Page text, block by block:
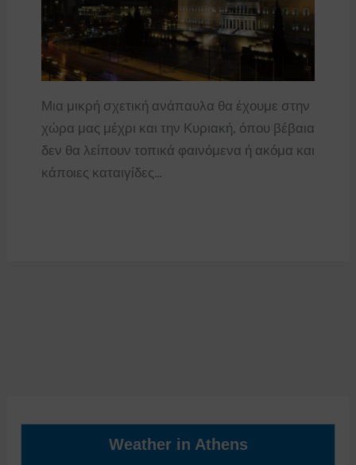
Μια μικρή σχετική ανάπαυλα θα έχουμε στην
χώρα μας μέχρι και την Κυριακή, όπου βέβαια
δεν θα λείπουν τοπικά φαινόμενα ή ακόμα και
κάποιες καταιγίδες…
Weather in Athens